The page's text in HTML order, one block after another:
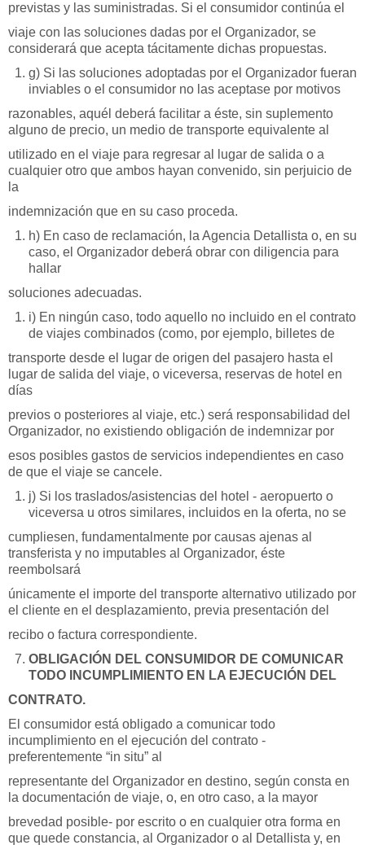
previstas y las suministradas. Si el consumidor continúa el
viaje con las soluciones dadas por el Organizador, se
considerará que acepta tácitamente dichas propuestas.
g) Si las soluciones adoptadas por el Organizador fueran
inviables o el consumidor no las aceptase por motivos
razonables, aquél deberá facilitar a éste, sin suplemento
alguno de precio, un medio de transporte equivalente al
utilizado en el viaje para regresar al lugar de salida o a
cualquier otro que ambos hayan convenido, sin perjuicio de
la
indemnización que en su caso proceda.
h) En caso de reclamación, la Agencia Detallista o, en su
caso, el Organizador deberá obrar con diligencia para
hallar
soluciones adecuadas.
i) En ningún caso, todo aquello no incluido en el contrato
de viajes combinados (como, por ejemplo, billetes de
transporte desde el lugar de origen del pasajero hasta el
lugar de salida del viaje, o viceversa, reservas de hotel en
días
previos o posteriores al viaje, etc.) será responsabilidad del
Organizador, no existiendo obligación de indemnizar por
esos posibles gastos de servicios independientes en caso
de que el viaje se cancele.
j) Si los traslados/asistencias del hotel - aeropuerto o
viceversa u otros similares, incluidos en la oferta, no se
cumpliesen, fundamentalmente por causas ajenas al
transferista y no imputables al Organizador, éste
reembolsará
únicamente el importe del transporte alternativo utilizado por
el cliente en el desplazamiento, previa presentación del
recibo o factura correspondiente.
OBLIGACIÓN DEL CONSUMIDOR DE COMUNICAR
TODO INCUMPLIMIENTO EN LA EJECUCIÓN DEL
CONTRATO.
El consumidor está obligado a comunicar todo
incumplimiento en el ejecución del contrato -
preferentemente “in situ” al
representante del Organizador en destino, según consta en
la documentación de viaje, o, en otro caso, a la mayor
brevedad posible- por escrito o en cualquier otra forma en
que quede constancia, al Organizador o al Detallista y, en